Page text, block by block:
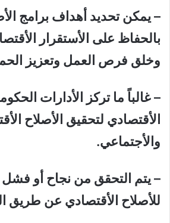
– يمكن تحديد أهداف برامج
بالحفاظ على الأستقرار
وخلق فرص العمل وتعزيز
– غالباً ما تركز الأدارات
الأقتصادي لتحقيق الأصلاح
والأجتماعي.
– يتم التحقق من نجاح أو فشل
للأصلاح الأقتصادي عن طريق